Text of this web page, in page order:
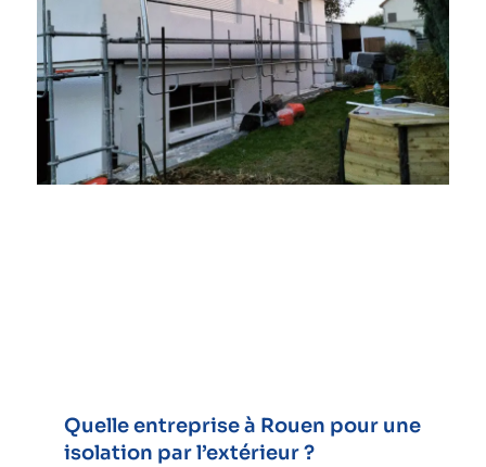
Quelle entreprise à Rouen pour une
isolation par l’extérieur ?